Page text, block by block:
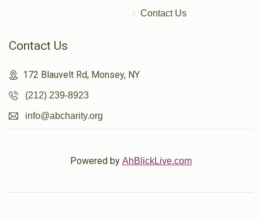
Contact Us
Contact Us
172 Blauvelt Rd, Monsey, NY
(212) 239-8923
info@abcharity.org
Powered by AhBlickLive.com